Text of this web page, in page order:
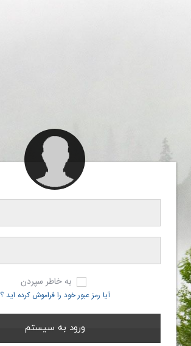
به خاطر سپردن
آیا رمز عبور خود را فراموش کرده اید ؟